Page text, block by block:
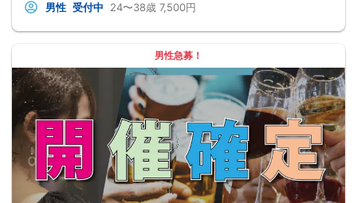
男性 受付中 24〜38歳 7,500円
男性急募！